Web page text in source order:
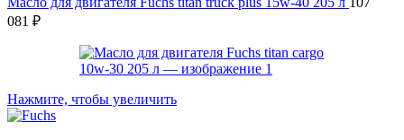
081 ₽
Нажмите, чтобы увеличить